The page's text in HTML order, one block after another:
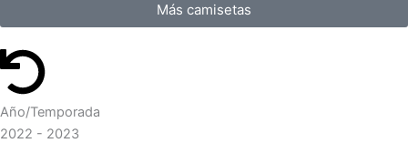
Más camisetas
Año/Temporada
2022 - 2023